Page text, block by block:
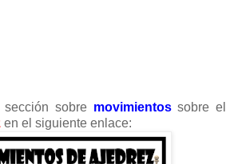
sobre movimientossobre el
en el siguiente enlace: